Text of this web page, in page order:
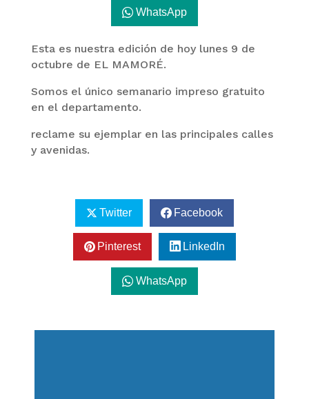
WhatsApp
Esta es nuestra edición de hoy lunes 9 de
octubre de EL MAMORÉ.
Somos el único semanario impreso gratuito
en el departamento.
reclame su ejemplar en las principales calles
y avenidas.
Twitter Facebook
Pinterest LinkedIn
WhatsApp